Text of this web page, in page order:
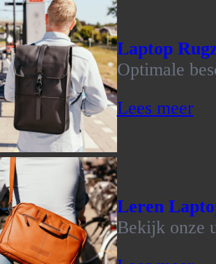
Laptop
Optimale
Lees meer
Leren
Bekijk onze